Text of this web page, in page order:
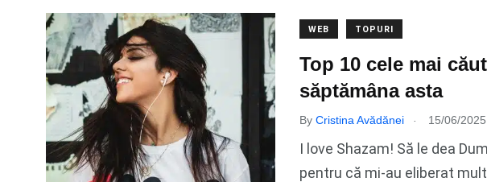
WEB TOPURI
Top 10 cele mai
săptămâna asta
By Cristina Avădănei 15/06/2025
I love Shazam! Să le dea
pentru că mi-au eliberat